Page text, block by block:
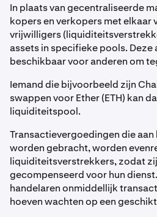
In plaats van gecentraliseerde
kopers en verkopers met elkaar
vrijwilligers
assets in specifieke pools. Deze
beschikbaar voor anderen om
Iemand die bijvoorbeeld zijn
swappen voor Ether (ETH) kan
liquiditeitspool.
Transactievergoedingen die
worden gebracht, worden
liquiditeitsverstrekkers, zodat
gecompenseerd voor hun
handelaren onmiddellijk
hoeven wachten op een